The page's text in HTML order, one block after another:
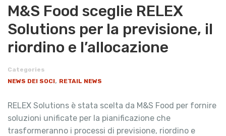
M&S Food sceglie RELEX
Solutions per la previsione, il
riordino e l’allocazione
Categories
NEWS DEI SOCI, RETAIL NEWS
RELEX Solutions è stata scelta da M&S Food per fornire
soluzioni unificate per la pianificazione che
trasformeranno i processi di previsione, riordino e